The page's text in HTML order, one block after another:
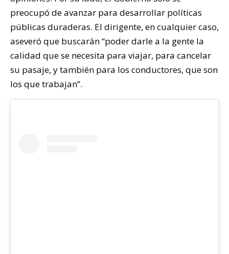
preocupó de avanzar para desarrollar políticas
públicas duraderas. El dirigente, en cualquier caso,
aseveró que buscarán “poder darle a la gente la
calidad que se necesita para viajar, para cancelar
su pasaje, y también para los conductores, que son
los que trabajan”.